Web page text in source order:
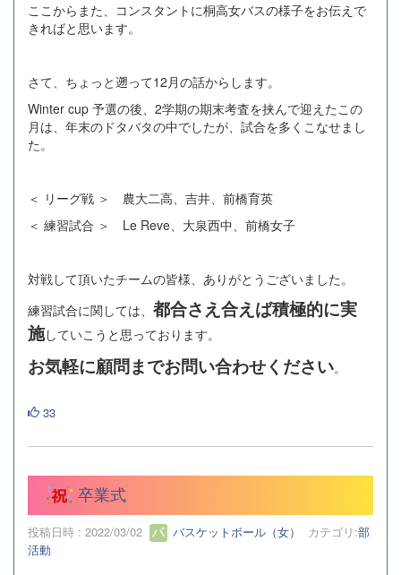
ここからまた、コンスタントに桐高女バスの様子をお伝えで
きればと思います。
さて、ちょっと遡って12月の話からします。
Winter cup 予選の後、2学期の期末考査を挟んで迎えたこの
月は、年末のドタバタの中でしたが、試合を多くこなせまし
た。
＜ リーグ戦 ＞ 農大二高、吉井、前橋育英
＜ 練習試合 ＞ Le Reve、大泉西中、前橋女子
対戦して頂いたチームの皆様、ありがとうございました。
練習試合に関しては、 都合さえ合えば積極的に実
施していこうと思っております。
お気軽に顧問までお問い合わせください。
33
卒業式
投稿日時 : 2022/03/02 バスケットボール（女） カテゴリ:部
活動